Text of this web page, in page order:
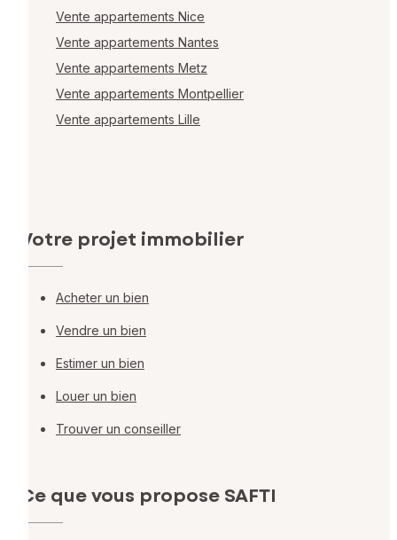
Vente appartements Nice
Vente appartements Nantes
Vente appartements Metz
Vente appartements Montpellier
Vente appartements Lille
Votre projet immobilier
Acheter un bien
Vendre un bien
Estimer un bien
Louer un bien
Trouver un conseiller
Ce que vous propose SAFTI